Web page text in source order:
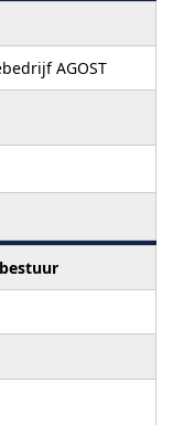
AGOST